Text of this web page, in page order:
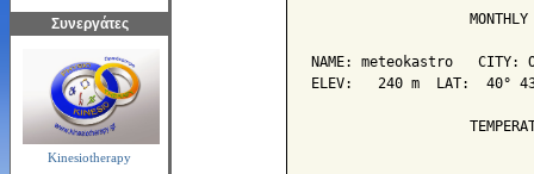
Συνεργάτες
Kinesiotherapy
NAME: meteokastro   CITY:
ELEV:   240 m  LAT:  40°